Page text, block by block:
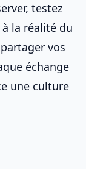
testez
la réalité du
vos
échange
une culture